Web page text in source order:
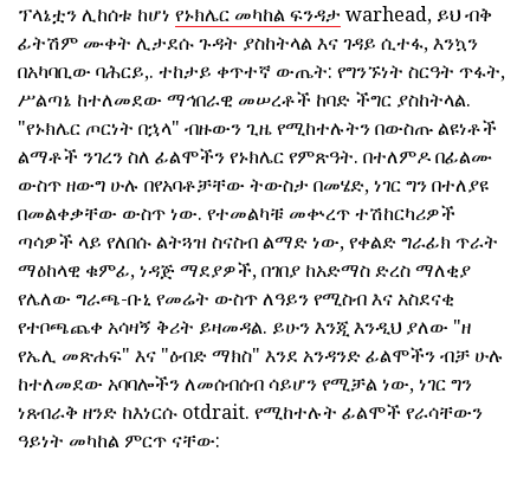
ፕላኔቷን ሊከሰቱ ከሆነ የኑክሌር መካከል ፍንዳታ warhead, ይህ ብቅ
ፊትሽም ሙቀት ሊታደሱ ጉዳት ያስከትላል እና ገዳይ ሲተፋ, እንኳን
በአካባቢው ባሕርይ,. ተከታይ ቀጥተኛ ውጤት: የግንኙነት ስርዓት ጥፋት,
ሥልጣኔ ከተለመደው ማኅበራዊ መሠረቶች ከባድ ችግር ያስከትላል.
"የኑክሌር ጦርነት በኋላ" ብዙውን ጊዜ የሚከተሉትን በውስጡ ልዩነቶች
ልማቶች ንገረን ስለ ፊልሞችን የኑክሌር የምጽዓት. በተለምዶ በፊልሙ
ውስጥ ዘውግ ሁሉ በየአባቶቻቸው ትውስታ በመሄድ, ነገር ግን በተለያዩ
በመልቀቃቸው ውስጥ ነው. የተመልካቹ መቍረጥ ተሽከርካሪዎች
ጣሳዎች ላይ የለበሱ ልትጓዝ ስናስብ ልማድ ነው, የቀልድ ግራፊክ ጥራት
ማዕከላዊ ቁምፊ, ነዳጅ ማደያዎች, በገበያ ከአድማስ ድረስ ማለቂያ
የሌለው ግራጫ-ቡኒ የመሬት ውስጥ ለዓይን የሚስብ እና አስደናቂ
የተቦጫጨቀ አሳዛኝ ቅሪት ይዛመዳል. ይሁን እንጂ እንዲህ ያለው "ዘ
የኤሊ መጽሐፍ" እና "ዕብድ ማክስ" እንደ አንዳንድ ፊልሞችን ብቻ ሁሉ
ከተለመደው አባባሎችን ለመሰብሰብ ሳይሆን የሚቻል ነው, ነገር ግን
ነጸብራቅ ዘንድ ከእነርሱ otdrait. የሚከተሉት ፊልሞች የራሳቸውን
ዓይነት መካከል ምርጥ ናቸው: